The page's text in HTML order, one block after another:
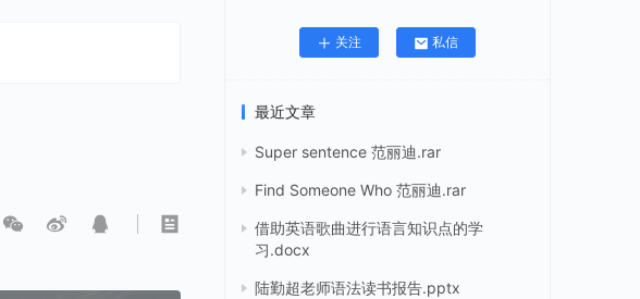
关注 私信
最近文章
Super sentence 范丽迪.rar
Find Someone Who 范丽迪.rar
借助英语歌曲进行语言知识点的学
习.docx
陆勤超老师语法读书报告.pptx